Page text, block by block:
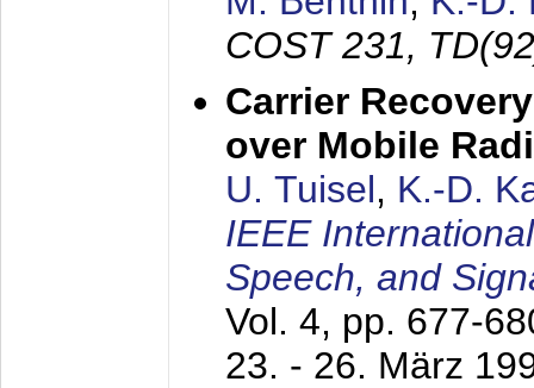
COST 231,
Carrier
over Mobile
U. Tuisel, K.-D.
IEEE
Speech, and
Vol. 4, pp. 677-
23. - 26. März